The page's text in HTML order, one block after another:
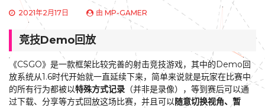
2021年2月17日 由 MP-GAMER
竞技Demo回放
《CSGO》是一款框架比较完善的射击竞技游戏，其中的Demo回
放系统从1.6时代开始就一直延续下来，简单来说就是玩家在比赛中
的所有行为都被以特殊方式记录 （并非是录像），等到赛后可以通
过下载、分享等方式回放这场比赛，并且可以随意切换视角、暂